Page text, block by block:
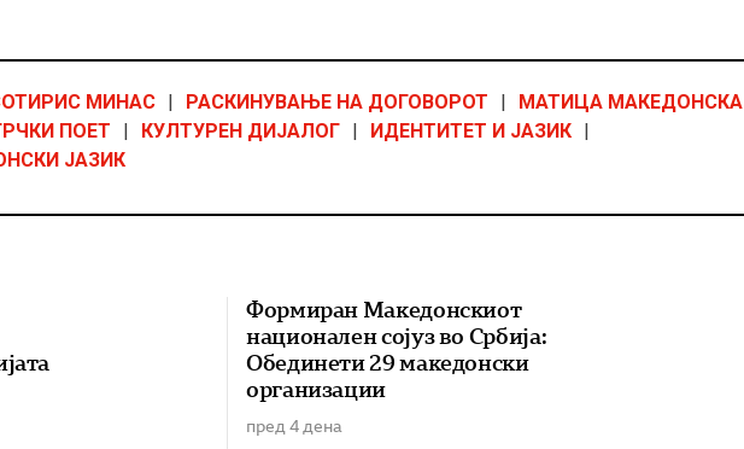
МИНАС РАСКИНУВАЊЕ НА ДОГОВОРОТ
МАТИЦА МАКЕДОНСКА
ПОЕТ КУЛТУРЕН ДИЈАЛОГ ИДЕНТИТЕТ И ЈАЗИК
ЈАЗИК
Формиран Македонскиот
национален сојуз во Србија:
Обединети 29 македонски
организации
пред 4 дена